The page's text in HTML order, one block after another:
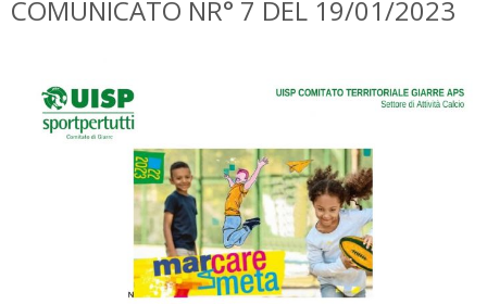
COMUNICATO NR° 7 DEL 19/01/2023